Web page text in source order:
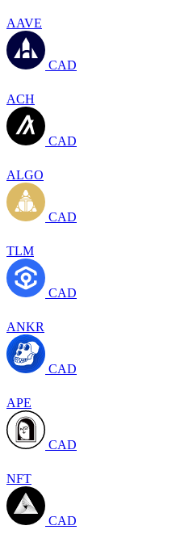
AAVE
CAD
ACH
CAD
ALGO
CAD
TLM
CAD
ANKR
CAD
APE
CAD
NFT
CAD